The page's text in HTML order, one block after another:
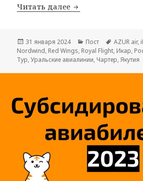
Читать далее Что такое
Опубликовано
31 января 2024 Рубрики
Пост Метки
AZUR air,
Nordwind, Red Wings, Royal Flight, Икар,
Тур,Уральские авиалинии, Чартер,Якутия